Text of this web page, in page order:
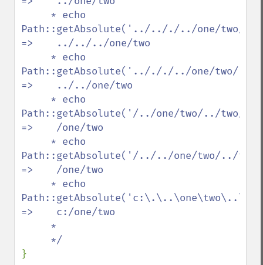
Path::getAbsolute('../.././../one/two/
=>    ../../../one/two
Path::getAbsolute('../././../one/two/
=>    ../../one/two
Path::getAbsolute('/../one/two/../two/
=>    /one/two
Path::getAbsolute('/../../one/two/../
=>    /one/two
=>    c:/one/two
}